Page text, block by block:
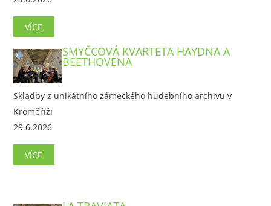
VÍCE
SMYČCOVÁ KVARTETA HAYDNA A
BEETHOVENA
Skladby z unikátního zámeckého hudebního archivu v
Kroměříži
29.6.2026
VÍCE